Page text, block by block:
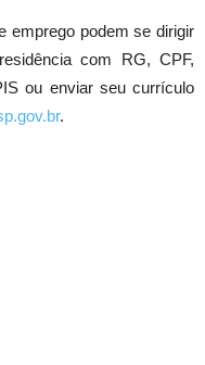
emprego podem se dirigir
com RG, CPF,
ou enviar seu currículo
.